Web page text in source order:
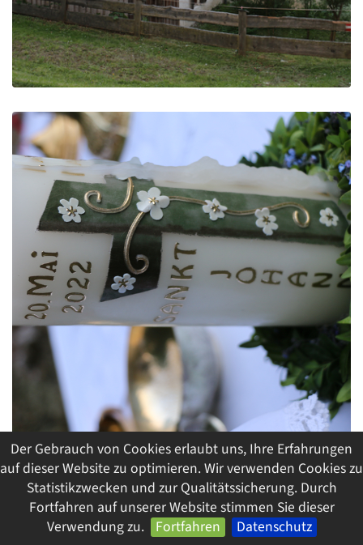
Der Gebrauch von Cookies erlaubt uns, Ihre Erfahrungen
auf dieser Website zu optimieren. Wir verwenden Cookies zu
Statistikzwecken und zur Qualitätssicherung. Durch
Fortfahren auf unserer Website stimmen Sie dieser
Verwendung zu.
Fortfahren Datenschutz